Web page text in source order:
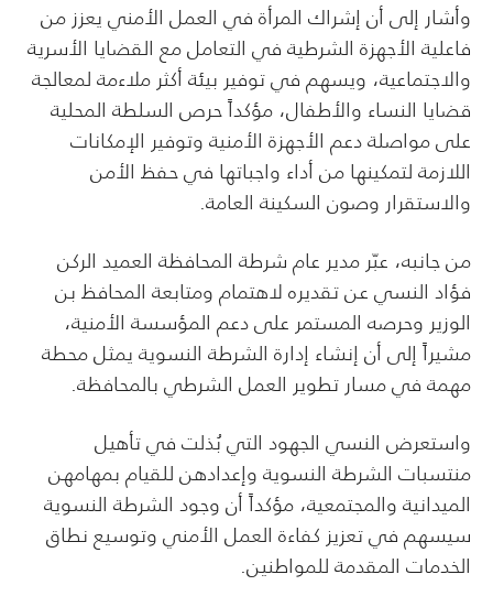
وأشار إلى أن إشراك المرأة في العمل الأمني يعزز من
فاعلية الأجهزة الشرطية في التعامل مع القضايا الأسرية
والاجتماعية، ويسهم في توفير بيئة أكثر ملاءمة لمعالجة
قضايا النساء والأطفال، مؤكداً حرص السلطة المحلية
على مواصلة دعم الأجهزة الأمنية وتوفير الإمكانات
اللازمة لتمكينها من أداء واجباتها في حفظ الأمن
والاستقرار وصون السكينة العامة.
من جانبه، عبّر مدير عام شرطة المحافظة العميد الركن
فؤاد النسي عن تقديره لاهتمام ومتابعة المحافظ بن
الوزير وحرصه المستمر على دعم المؤسسة الأمنية،
مشيراً إلى أن إنشاء إدارة الشرطة النسوية يمثل محطة
مهمة في مسار تطوير العمل الشرطي بالمحافظة.
واستعرض النسي الجهود التي بُذلت في تأهيل
منتسبات الشرطة النسوية وإعدادهن للقيام بمهامهن
الميدانية والمجتمعية، مؤكداً أن وجود الشرطة النسوية
سيسهم في تعزيز كفاءة العمل الأمني وتوسيع نطاق
الخدمات المقدمة للمواطنين.